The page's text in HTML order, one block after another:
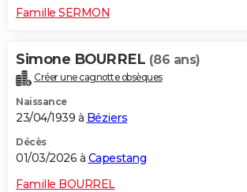
Famille SERMON
Simone BOURREL (86 ans)
Créer une cagnotte obsèques
Naissance
23/04/1939 à Béziers
Décès
01/03/2026 à Capestang
Famille BOURREL